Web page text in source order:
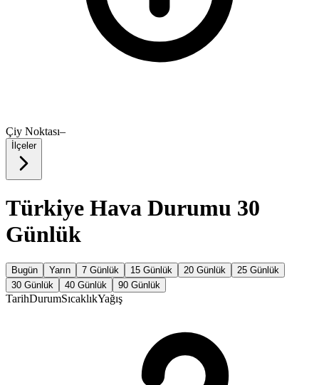
Çiy Noktası–
İlçeler
Türkiye Hava Durumu 30
Günlük
Bugün Yarın 7 Günlük 15 Günlük 20 Günlük
25 Günlük
30 Günlük
40 Günlük 90 Günlük
TarihDurumSıcaklıkYağış